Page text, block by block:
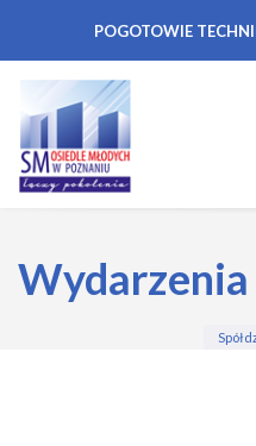
POGOTOWIE